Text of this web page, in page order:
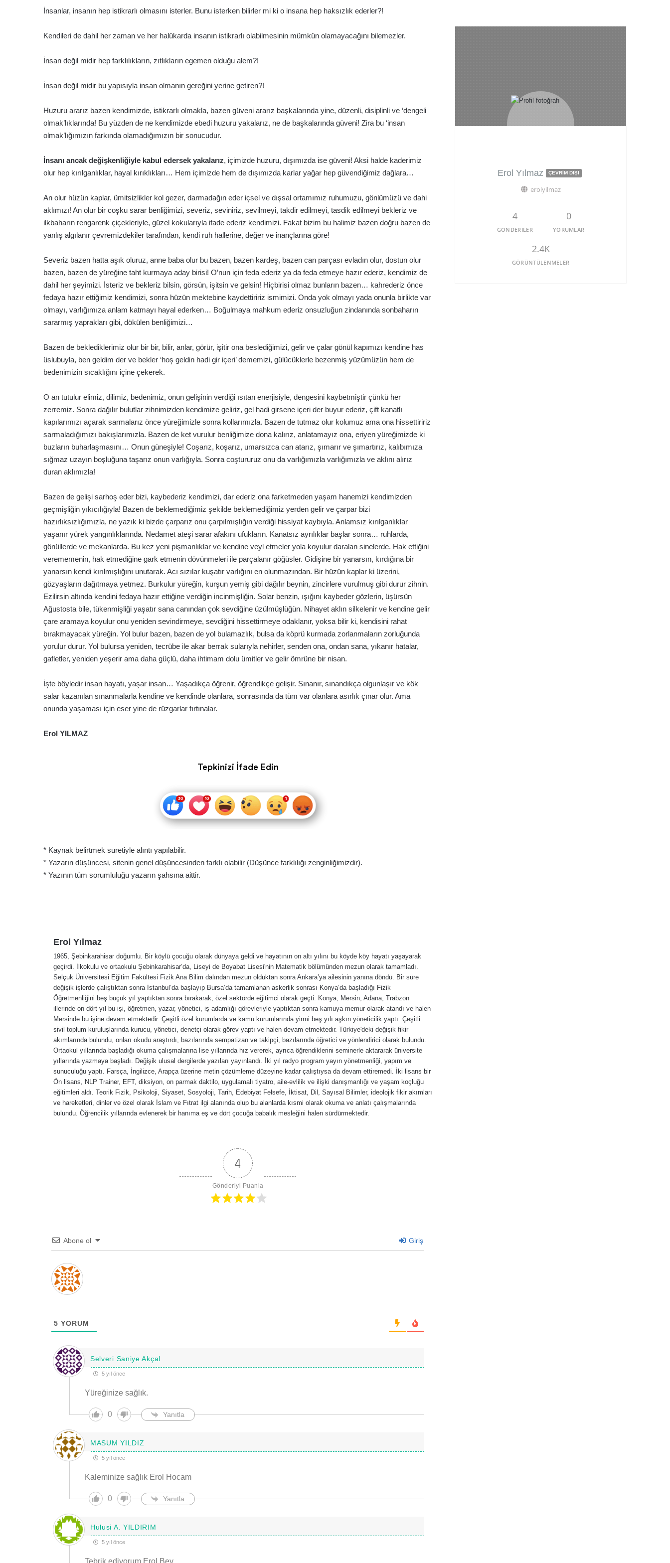
İnsanlar, insanın hep istikrarlı olmasını isterler. Bunu isterken bilirler mi ki o insana hep haksızlık ederler?!
Kendileri de dahil her zaman ve her halükarda insanın istikrarlı olabilmesinin mümkün olamayacağını bilemezler.
İnsan değil midir hep farklılıkların, zıtlıkların egemen olduğu alem?!
İnsan değil midir bu yapısıyla insan olmanın gereğini yerine getiren?!
Huzuru ararız bazen kendimizde, istikrarlı olmakla, bazen güveni ararız başkalarında yine, düzenli, disiplinli ve ‘dengeli
olmak’lıklarında! Bu yüzden de ne kendimizde ebedi huzuru yakalarız, ne de başkalarında güveni! Zira bu ‘insan
olmak’lığımızın farkında olamadığımızın bir sonucudur.
İnsanı ancak değişkenliğiyle kabul edersek yakalarız, içimizde huzuru, dışımızda ise güveni! Aksi halde kaderimiz
olur hep kırılganlıklar, hayal kırıklıkları… Hem içimizde hem de dışımızda karlar yağar hep güvendiğimiz dağlara…
An olur hüzün kaplar, ümitsizlikler kol gezer, darmadağın eder içsel ve dışsal ortamımız ruhumuzu, gönlümüzü ve dahi
aklımızı! An olur bir coşku sarar benliğimizi, severiz, seviniriz, sevilmeyi, takdir edilmeyi, tasdik edilmeyi bekleriz ve
ilkbaharın rengarenk çiçekleriyle, güzel kokularıyla ifade ederiz kendimizi. Fakat bizim bu halimiz bazen doğru bazen de
yanlış algılanır çevremizdekiler tarafından, kendi ruh hallerine, değer ve inançlarına göre!
Severiz bazen hatta aşık oluruz, anne baba olur bu bazen, bazen kardeş, bazen can parçası evladın olur, dostun olur
bazen, bazen de yüreğine taht kurmaya aday birisi! O’nun için feda ederiz ya da feda etmeye hazır ederiz, kendimiz de
dahil her şeyimizi. İsteriz ve bekleriz bilsin, görsün, işitsin ve gelsin! Hiçbirisi olmaz bunların bazen… kahrederiz önce
fedaya hazır ettiğimiz kendimizi, sonra hüzün mektebine kaydettiririz ismimizi. Onda yok olmayı yada onunla birlikte var
olmayı, varlığımıza anlam katmayı hayal ederken… Boğulmaya mahkum ederiz onsuzluğun zindanında sonbaharın
sararmış yaprakları gibi, dökülen benliğimizi…
Bazen de beklediklerimiz olur bir bir, bilir, anlar, görür, işitir ona beslediğimizi, gelir ve çalar gönül kapımızı kendine has
üslubuyla, ben geldim der ve bekler ‘hoş geldin hadi gir içeri’ dememizi, gülücüklerle bezenmiş yüzümüzün hem de
bedenimizin sıcaklığını içine çekerek.
O an tutulur elimiz, dilimiz, bedenimiz, onun gelişinin verdiği ısıtan enerjisiyle, dengesini kaybetmiştir çünkü her
zerremiz. Sonra dağılır bulutlar zihnimizden kendimize geliriz, gel hadi girsene içeri der buyur ederiz, çift kanatlı
kapılarımızı açarak sarmalarız önce yüreğimizle sonra kollarımızla. Bazen de tutmaz olur kolumuz ama ona hissettiririz
sarmaladığımızı bakışlarımızla. Bazen de ket vurulur benliğimize dona kalırız, anlatamayız ona, eriyen yüreğimizde ki
buzların buharlaşmasını… Onun güneşiyle! Coşarız, koşarız, umarsızca can atarız, şımarır ve şımartırız, kalıbımıza
sığmaz uzayın boşluğuna taşarız onun varlığıyla. Sonra coştururuz onu da varlığımızla varlığımızla ve aklını alırız
duran aklımızla!
Bazen de gelişi sarhoş eder bizi, kaybederiz kendimizi, dar ederiz ona farketmeden yaşam hanemizi kendimizden
geçmişliğin yıkıcılığıyla! Bazen de beklemediğimiz şekilde beklemediğimiz yerden gelir ve çarpar bizi
hazırlıksızlığımızla, ne yazık ki bizde çarparız onu çarpılmışlığın verdiği hissiyat kaybıyla. Anlamsız kırılganlıklar
yaşanır yürek yangınlıklarında. Nedamet ateşi sarar afakını ufukların. Kanatsız ayrılıklar başlar sonra… ruhlarda,
gönüllerde ve mekanlarda. Bu kez yeni pişmanlıklar ve kendine veyl etmeler yola koyulur daralan sinelerde. Hak ettiğini
verememenin, hak etmediğine gark etmenin dövünmeleri ile parçalanır göğüsler. Gidişine bir yanarsın, kırdığına bir
yanarsın kendi kırılmışlığını unutarak. Acı sızılar kuşatır varlığını en olunmazından. Bir hüzün kaplar ki üzerini,
gözyaşların dağıtmaya yetmez. Burkulur yüreğin, kurşun yemiş gibi dağılır beynin, zincirlere vurulmuş gibi durur zihnin.
Ezilirsin altında kendini fedaya hazır ettiğine verdiğin incinmişliğin. Solar benzin, ışığını kaybeder gözlerin, üşürsün
Ağustosta bile, tükenmişliği yaşatır sana canından çok sevdiğine üzülmüşlüğün. Nihayet aklın silkelenir ve kendine gelir
çare aramaya koyulur onu yeniden sevindirmeye, sevdiğini hissettirmeye odaklanır, yoksa bilir ki, kendisini rahat
bırakmayacak yüreğin. Yol bulur bazen, bazen de yol bulamazlık, bulsa da köprü kurmada zorlanmaların zorluğunda
yorulur durur. Yol bulursa yeniden, tecrübe ile akar berrak sularıyla nehirler, senden ona, ondan sana, yıkanır hatalar,
gafletler, yeniden yeşerir ama daha güçlü, daha ihtimam dolu ümitler ve gelir ömrüne bir nisan.
İşte böyledir insan hayatı, yaşar insan… Yaşadıkça öğrenir, öğrendikçe gelişir. Sınanır, sınandıkça olgunlaşır ve kök
salar kazanılan sınanmalarla kendine ve kendinde olanlara, sonrasında da tüm var olanlara asırlık çınar olur. Ama
onunda yaşaması için eser yine de rüzgarlar fırtınalar.
Erol YILMAZ
Tepkinizi İfade Edin
* Kaynak belirtmek suretiyle alıntı yapılabilir.
* Yazarın düşüncesi, sitenin genel düşüncesinden farklı olabilir (Düşünce farklılığı zenginliğimizdir).
* Yazının tüm sorumluluğu yazarın şahsına aittir.
Erol Yılmaz
1965, Şebinkarahisar doğumlu. Bir köylü çocuğu olarak dünyaya geldi ve hayatının on altı yılını bu köyde köy hayatı yaşayarak
geçirdi. İlkokulu ve ortaokulu Şebinkarahisar’da, Liseyi de Boyabat Lisesi'nin Matematik bölümünden mezun olarak tamamladı.
Selçuk Üniversitesi Eğitim Fakültesi Fizik Ana Bilim dalından mezun olduktan sonra Ankara’ya ailesinin yanına döndü. Bir süre
değişik işlerde çalıştıktan sonra İstanbul’da başlayıp Bursa’da tamamlanan askerlik sonrası Konya’da başladığı Fizik
Öğretmenliğini beş buçuk yıl yaptıktan sonra bırakarak, özel sektörde eğitimci olarak geçti. Konya, Mersin, Adana, Trabzon
illerinde on dört yıl bu işi, öğretmen, yazar, yönetici, iş adamlığı görevleriyle yaptıktan sonra kamuya memur olarak atandı ve halen
Mersinde bu işine devam etmektedir. Çeşitli özel kurumlarda ve kamu kurumlarında yirmi beş yılı aşkın yöneticilik yaptı. Çeşitli
sivil toplum kuruluşlarında kurucu, yönetici, denetçi olarak görev yaptı ve halen devam etmektedir. Türkiye'deki değişik fikir
akımlarında bulundu, onları okudu araştırdı, bazılarında sempatizan ve takipçi, bazılarında öğretici ve yönlendirici olarak bulundu.
Ortaokul yıllarında başladığı okuma çalışmalarına lise yıllarında hız vererek, ayrıca öğrendiklerini seminerle aktararak üniversite
yıllarında yazmaya başladı. Değişik ulusal dergilerde yazıları yayınlandı. İki yıl radyo program yayın yönetmenliği, yapım ve
sunuculuğu yaptı. Farsça, İngilizce, Arapça üzerine metin çözümleme düzeyine kadar çalıştıysa da devam ettiremedi. İki lisans bir
Ön lisans, NLP Trainer, EFT, diksiyon, on parmak daktilo, uygulamalı tiyatro, aile-evlilik ve ilişki danışmanlığı ve yaşam koçluğu
eğitimleri aldı. Teorik Fizik, Psikoloji, Siyaset, Sosyoloji, Tarih, Edebiyat Felsefe, İktisat, Dil, Sayısal Bilimler, ideolojik fikir akımları
ve hareketleri, dinler ve özel olarak İslam ve Fıtrat ilgi alanında olup bu alanlarda kısmi olarak okuma ve anlatı çalışmalarında
bulundu. Öğrencilik yıllarında evlenerek bir hanıma eş ve dört çocuğa babalık mesleğini halen sürdürmektedir.
4
Gönderiyi Puanla
Abone ol Giriş
5 YORUM
Selveri Saniye Akçal
5 yıl önce
Yüreğinize sağlık.
0 Yanıtla
MASUM YILDIZ
5 yıl önce
Kaleminize sağlık Erol Hocam
0 Yanıtla
Hulusi A. YILDIRIM
5 yıl önce
Tebrik ediyorum Erol Bey.
Erol Yılmaz ÇEVRIM DIŞI
erolyilmaz
4
GÖNDERILER
0
YORUMLAR
2.4K
GÖRÜNTÜLENMELER